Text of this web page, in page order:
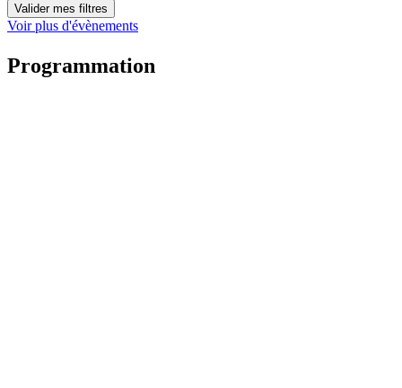
Valider mes filtres
Voir plus d'évènements
Programmation